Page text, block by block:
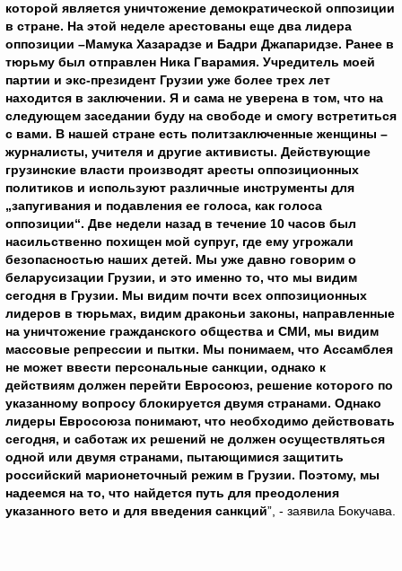
которой является уничтожение демократической оппозиции
в стране. На этой неделе арестованы еще два лидера
оппозиции –Мамука Хазарадзе и Бадри Джапаридзе. Ранее в
тюрьму был отправлен Ника Гварамия. Учредитель моей
партии и экс-президент Грузии уже более трех лет
находится в заключении. Я и сама не уверена в том, что на
следующем заседании буду на свободе и смогу встретиться
с вами. В нашей стране есть политзаключенные женщины –
журналисты, учителя и другие активисты. Действующие
грузинские власти производят аресты оппозиционных
политиков и используют различные инструменты для
„запугивания и подавления ее голоса, как голоса
оппозиции“. Две недели назад в течение 10 часов был
насильственно похищен мой супруг, где ему угрожали
безопасностью наших детей. Мы уже давно говорим о
беларусизации Грузии, и это именно то, что мы видим
сегодня в Грузии. Мы видим почти всех оппозиционных
лидеров в тюрьмах, видим драконьи законы, направленные
на уничтожение гражданского общества и СМИ, мы видим
массовые репрессии и пытки. Мы понимаем, что Ассамблея
не может ввести персональные санкции, однако к
действиям должен перейти Евросоюз, решение которого по
указанному вопросу блокируется двумя странами. Однако
лидеры Евросоюза понимают, что необходимо действовать
сегодня, и саботаж их решений не должен осуществляться
одной или двумя странами, пытающимися защитить
российский марионеточный режим в Грузии. Поэтому, мы
надеемся на то, что найдется путь для преодоления
указанного вето и для введения санкций”, - заявила Бокучава.